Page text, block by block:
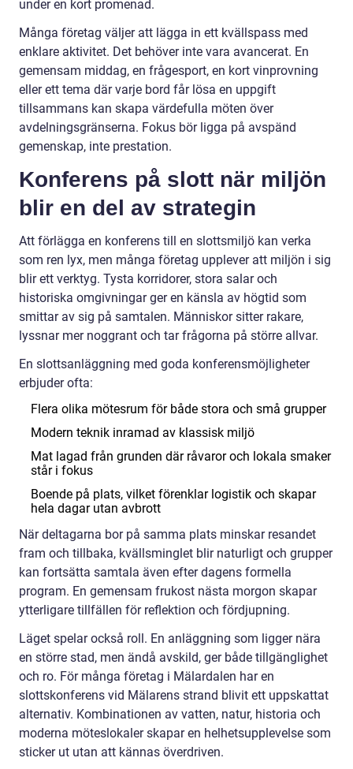
under en kort promenad.
Många företag väljer att lägga in ett kvällspass med
enklare aktivitet. Det behöver inte vara avancerat. En
gemensam middag, en frågesport, en kort vinprovning
eller ett tema där varje bord får lösa en uppgift
tillsammans kan skapa värdefulla möten över
avdelningsgränserna. Fokus bör ligga på avspänd
gemenskap, inte prestation.
Konferens på slott när miljön
blir en del av strategin
Att förlägga en konferens till en slottsmiljö kan verka
som ren lyx, men många företag upplever att miljön i sig
blir ett verktyg. Tysta korridorer, stora salar och
historiska omgivningar ger en känsla av högtid som
smittar av sig på samtalen. Människor sitter rakare,
lyssnar mer noggrant och tar frågorna på större allvar.
En slottsanläggning med goda konferensmöjligheter
erbjuder ofta:
Flera olika mötesrum för både stora och små grupper
Modern teknik inramad av klassisk miljö
Mat lagad från grunden där råvaror och lokala smaker
står i fokus
Boende på plats, vilket förenklar logistik och skapar
hela dagar utan avbrott
När deltagarna bor på samma plats minskar resandet
fram och tillbaka, kvällsminglet blir naturligt och grupper
kan fortsätta samtala även efter dagens formella
program. En gemensam frukost nästa morgon skapar
ytterligare tillfällen för reflektion och fördjupning.
Läget spelar också roll. En anläggning som ligger nära
en större stad, men ändå avskild, ger både tillgänglighet
och ro. För många företag i Mälardalen har en
slottskonferens vid Mälarens strand blivit ett uppskattat
alternativ. Kombinationen av vatten, natur, historia och
moderna möteslokaler skapar en helhetsupplevelse som
sticker ut utan att kännas överdriven.